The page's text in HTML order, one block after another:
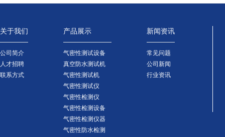
关于我们
公司简介
人才招聘
联系方式
产品展示
气密性测试设备
真空防水测试机
气密性测试机
气密性测试仪
气密性检测仪
气密性检测设备
气密性检测仪器
气密性防水检测
新闻资讯
常见问题
公司新闻
行业资讯